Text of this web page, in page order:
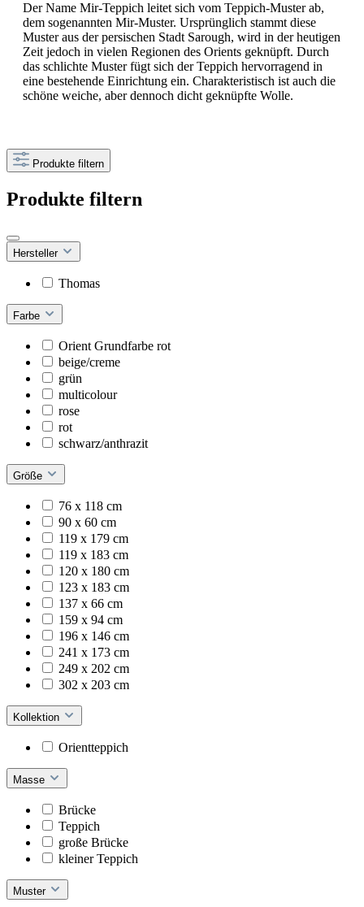
Der Name Mir-Teppich leitet sich vom Teppich-Muster ab,
dem sogenannten Mir-Muster. Ursprünglich stammt diese
Muster aus der persischen Stadt Sarough, wird in der heutigen
Zeit jedoch in vielen Regionen des Orients geknüpft. Durch
das schlichte Muster fügt sich der Teppich hervorragend in
eine bestehende Einrichtung ein. Charakteristisch ist auch die
schöne weiche, aber dennoch dicht geknüpfte Wolle.
Produkte filtern
Produkte filtern
Hersteller
Thomas
Farbe
Orient Grundfarbe rot
beige/creme
grün
multicolour
rose
rot
schwarz/anthrazit
Größe
76 x 118 cm
90 x 60 cm
119 x 179 cm
119 x 183 cm
120 x 180 cm
123 x 183 cm
137 x 66 cm
159 x 94 cm
196 x 146 cm
241 x 173 cm
249 x 202 cm
302 x 203 cm
Kollektion
Orientteppich
Masse
Brücke
Teppich
große Brücke
kleiner Teppich
Muster